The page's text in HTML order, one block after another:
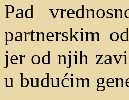
Pad
partnerskim
jer od njih
u budućim